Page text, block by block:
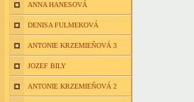
ANNA HANESOVÁ
DENISA FULMEKOVÁ
ANTONIE KRZEMIEŇOVÁ 3
JOZEF BILY
ANTONIE KRZEMIEŇOVÁ 2